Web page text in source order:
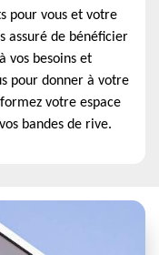
pour vous et votre
assuré de bénéficier
vos besoins et
pour donner à votre
votre espace
bandes de rive.